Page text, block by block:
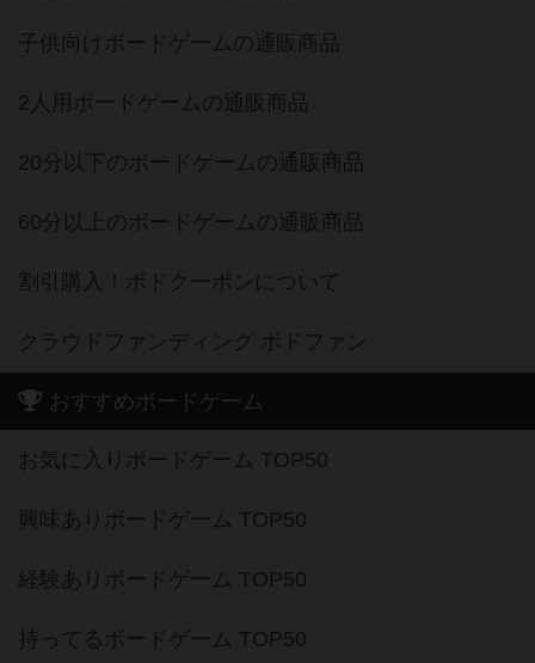
子供向けボードゲームの通販商品
2人用ボードゲームの通販商品
20分以下のボードゲームの通販商品
60分以上のボードゲームの通販商品
割引購入！ボドクーポンについて
クラウドファンディング ボドファン
おすすめボードゲーム
お気に入りボードゲーム TOP50
興味ありボードゲーム TOP50
経験ありボードゲーム TOP50
持ってるボードゲーム TOP50